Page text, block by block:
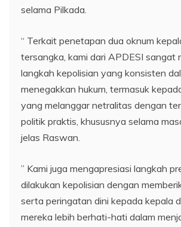
selama Pilkada.
“ Terkait penetapan dua oknum
tersangka, kami dari APDESI sangat
langkah kepolisian yang konsisten
menegakkan hukum, termasuk
yang melanggar netralitas dengan
politik praktis, khususnya selama
jelas Raswan.
” Kami juga mengapresiasi langkah
dilakukan kepolisian dengan
serta peringatan dini kepada kepala
mereka lebih berhati-hati dalam